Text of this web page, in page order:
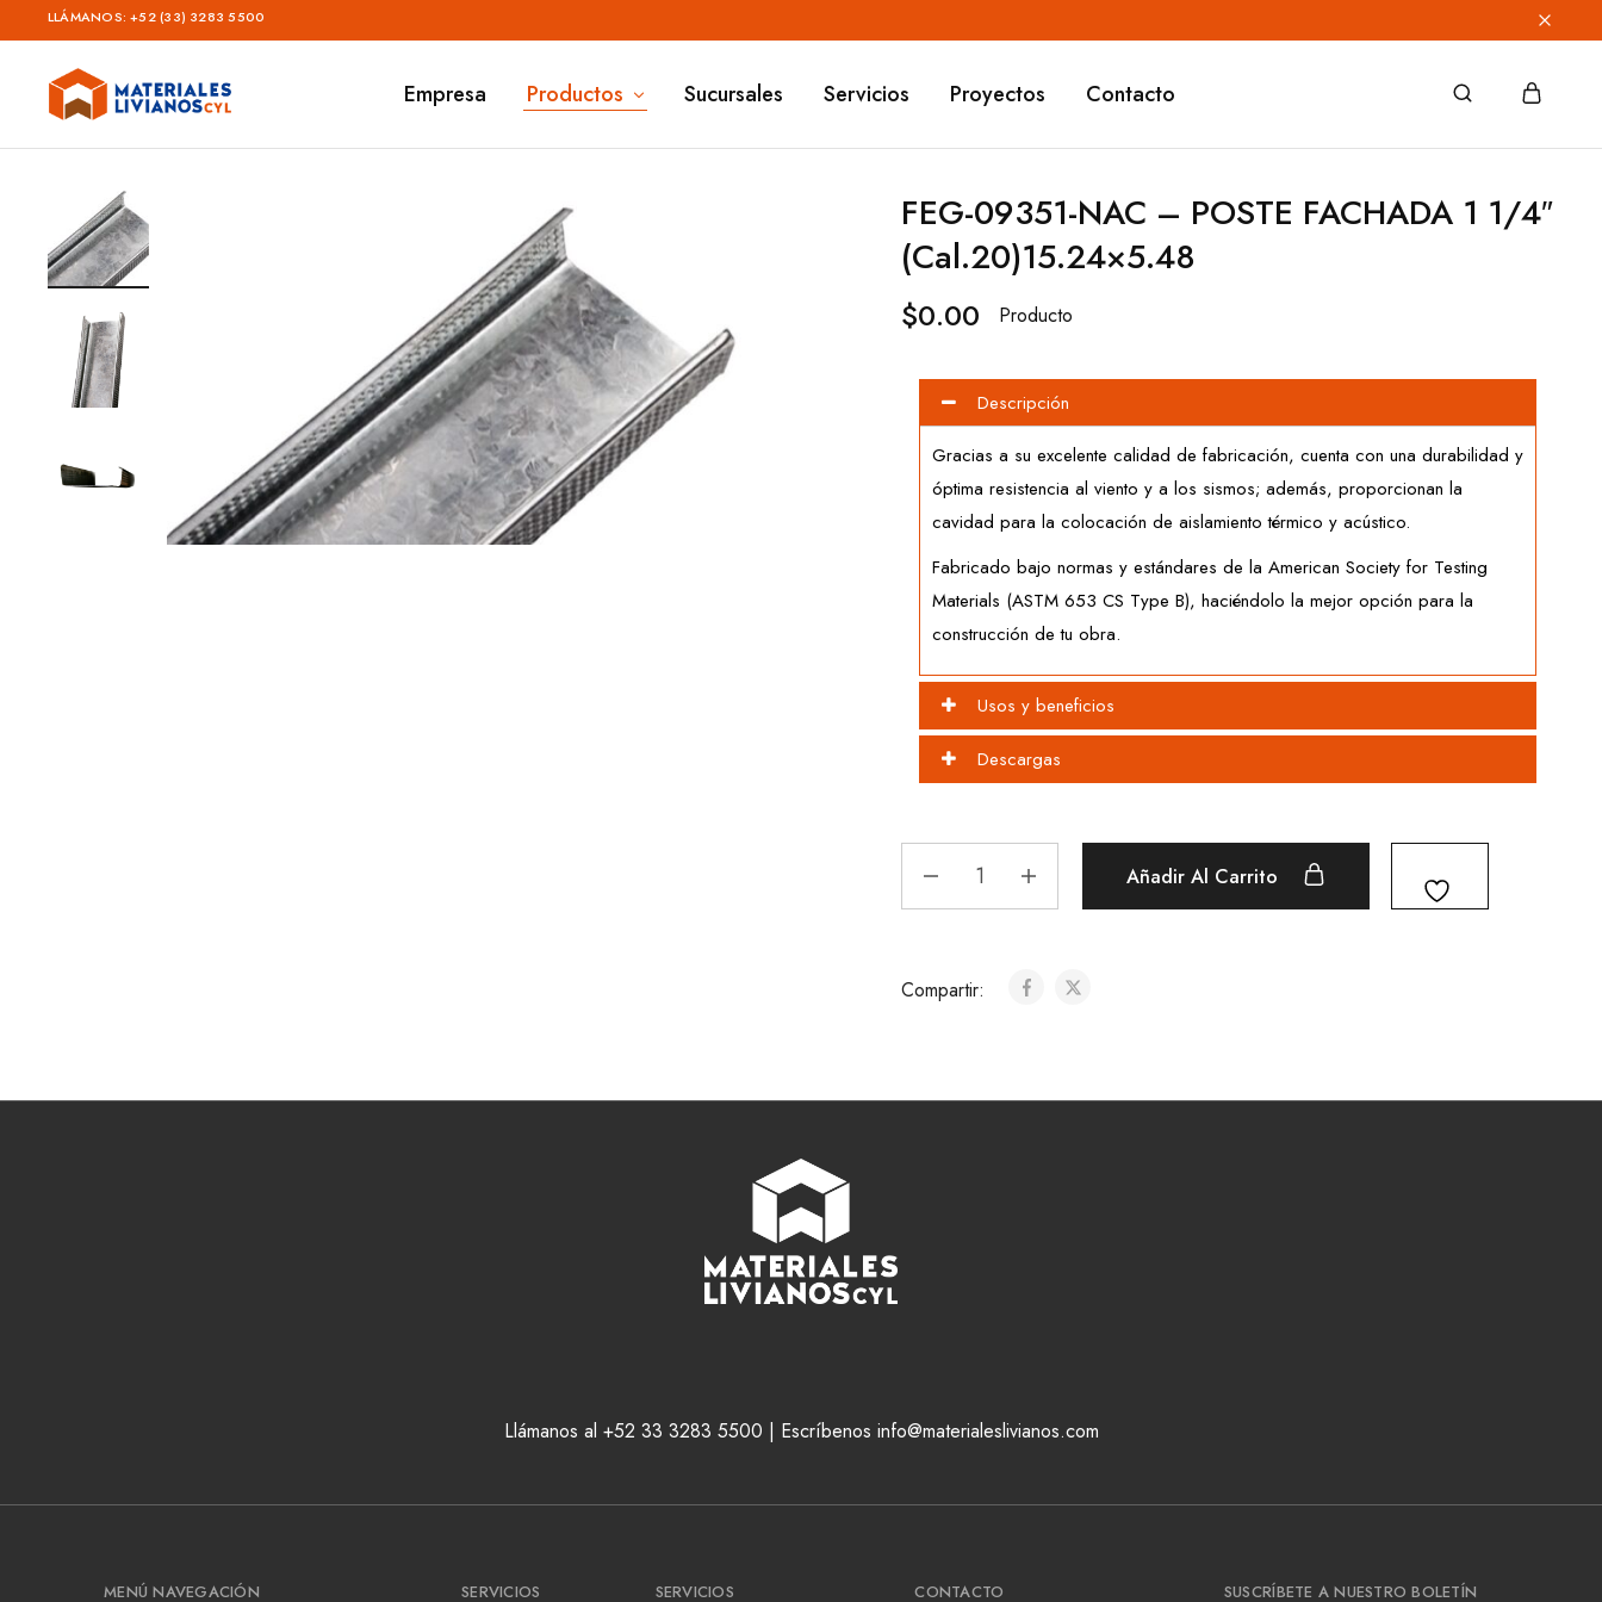
LLÁMANOS: +52 (33) 3283 5500
Materiales
Livianos
CYL
Empresa Productos Sucursales Servicios Proyectos Contacto
FEG-09351-NAC – POSTE FACHADA 1 1/4″
(Cal.20)15.24×5.48
$0.00 Producto
Descripción
Gracias a su excelente calidad de fabricación, cuenta con una durabilidad y
óptima resistencia al viento y a los sismos; además, proporcionan la
cavidad para la colocación de aislamiento térmico y acústico.
Fabricado bajo normas y estándares de la American Society for Testing
Materials (ASTM 653 CS Type B), haciéndolo la mejor opción para la
construcción de tu obra.
Usos y beneficios
Descargas
Añadir Al Carrito
Compartir:
Llámanos al +52 33 3283 5500 | Escríbenos info@materialeslivianos.com
MENÚ NAVEGACIÓN SERVICIOS SERVICIOS CONTACTO SUSCRÍBETE A NUESTRO BOLETÍN